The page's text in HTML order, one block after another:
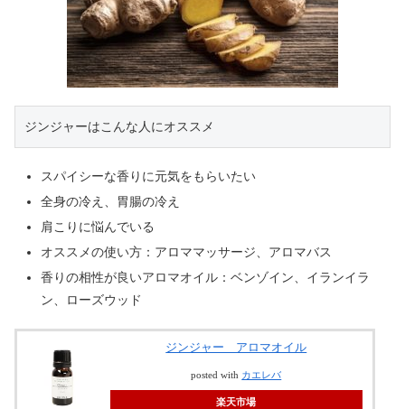
ジンジャーはこんな人にオススメ
スパイシーな香りに元気をもらいたい
全身の冷え、胃腸の冷え
肩こりに悩んでいる
オススメの使い方：アロママッサージ、アロマバス
香りの相性が良いアロマオイル：ベンゾイン、イランイラ
ン、ローズウッド
ジンジャー アロマオイル
posted with カエレバ
楽天市場